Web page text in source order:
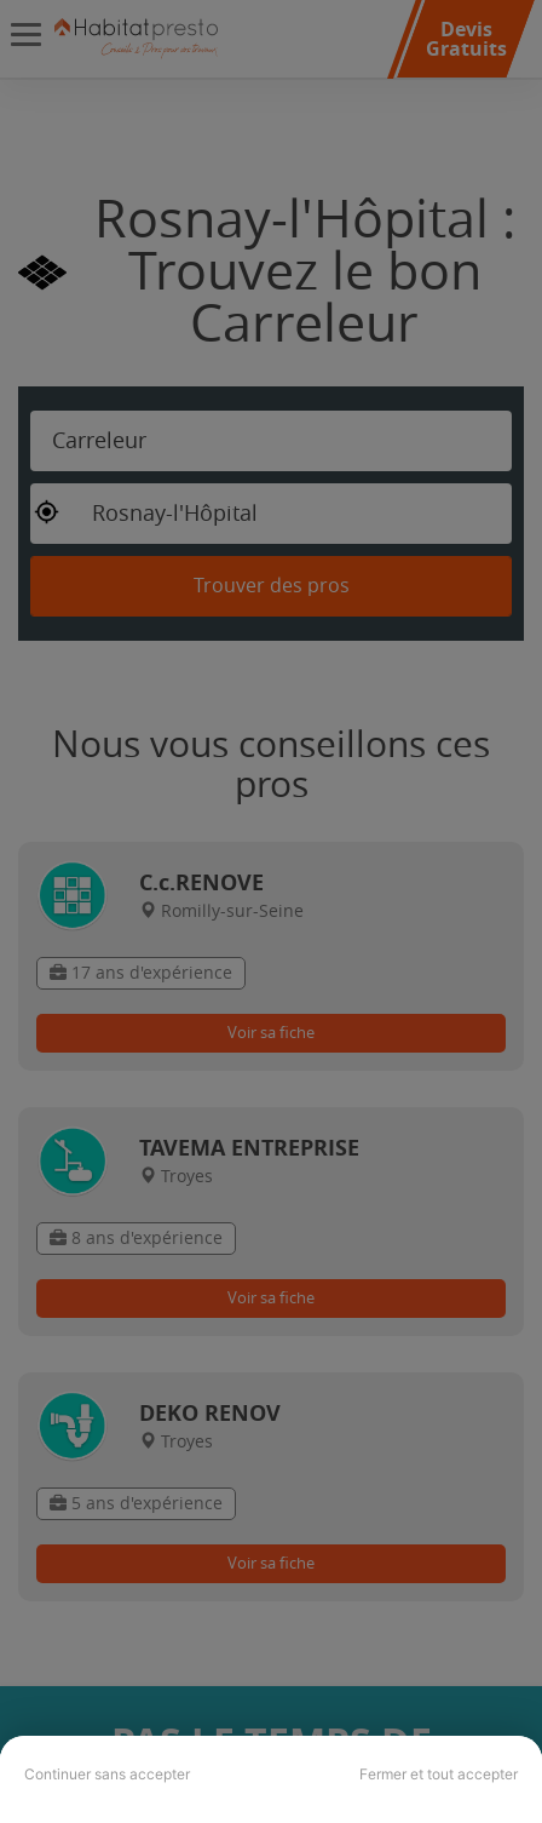
Continuer sans accepter Fermer et tout accepter
Devis
Gratuits
Rosnay-l'Hôpital :
Trouvez le bon
Carreleur
Carreleur
Rosnay-l'Hôpital
Trouver des pros
Nous vous conseillons ces
pros
C.c.RENOVE
Romilly-sur-Seine
17 ans d'expérience
Voir sa fiche
TAVEMA ENTREPRISE
Troyes
8 ans d'expérience
Voir sa fiche
DEKO RENOV
Troyes
5 ans d'expérience
Voir sa fiche
PAS LE TEMPS DE
CHERCHER ?